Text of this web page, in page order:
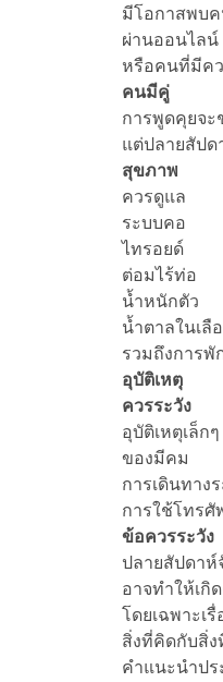
มีโอกาสพบ
ผ่านออนไลน์
หรือคนที่มีค
คนมีคู่
การพูดคุยจะ
แต่ปลายสัปด
สุขภาพ
ควรดูแล
ระบบคอ
ไทรอยด์
ต่อมไร้ท่อ
น้ำหนักตัว
น้ำตาลในเลื
รวมถึงการพั
อุบัติเหตุ
ควรระวัง
อุบัติเหตุเล็ก
ของมีคม
การเดินทาง
การใช้โทร
ข้อควรระวัง
ปลายสัปดา
อาจทำให้เกิ
โดยเฉพาะเ
สิ่งที่คิดกับสิ่ง
คำแนะนำปร